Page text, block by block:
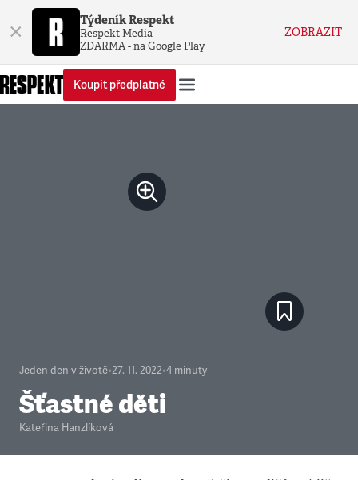
× Týdeník Respekt
Respekt Media
ZDARMA - na Google Play
ZOBRAZIT
Koupit předplatné
Jeden den v životě•27. 11. 2022•4 minuty
Šťastné děti
Kateřina Hanzlíková